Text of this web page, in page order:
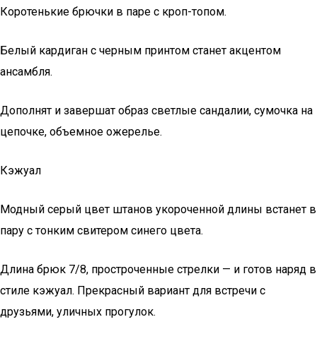
Коротенькие брючки в паре с кроп-топом.
Белый кардиган с черным принтом станет акцентом
ансамбля.
Дополнят и завершат образ светлые сандалии, сумочка на
цепочке, объемное ожерелье.
Кэжуал
Модный серый цвет штанов укороченной длины встанет в
пару с тонким свитером синего цвета.
Длина брюк 7/8, простроченные стрелки — и готов наряд в
стиле кэжуал. Прекрасный вариант для встречи с
друзьями, уличных прогулок.